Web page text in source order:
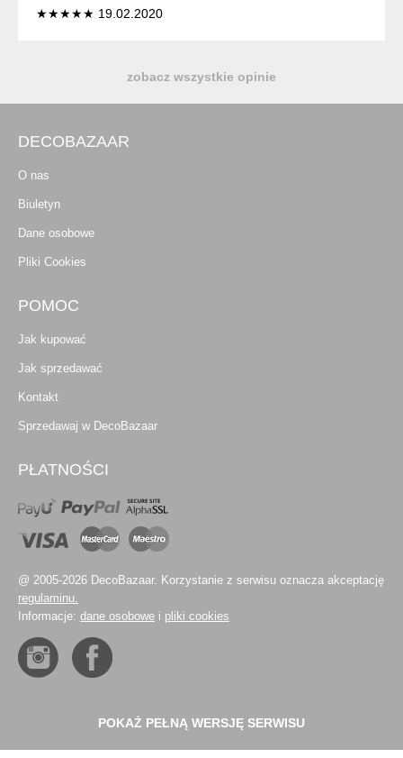
★★★★★ 19.02.2020
zobacz wszystkie opinie
DECOBAZAAR
O nas
Biuletyn
Dane osobowe
Pliki Cookies
POMOC
Jak kupować
Jak sprzedawać
Kontakt
Sprzedawaj w DecoBazaar
PŁATNOŚCI
@ 2005-2026 DecoBazaar. Korzystanie z serwisu oznacza akceptację
regulaminu.
Informacje: dane osobowe i pliki cookies
POKAŻ PEŁNĄ WERSJĘ SERWISU